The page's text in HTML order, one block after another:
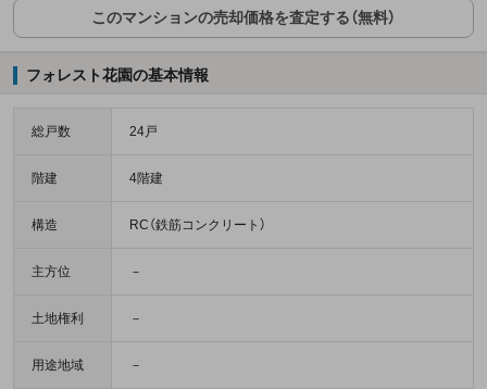
このマンションの売却価格を査定する（無料）
フォレスト花園の基本情報
総戸数 24戸
階建 4階建
構造 RC（鉄筋コンクリート）
主方位 －
土地権利 －
用途地域 －